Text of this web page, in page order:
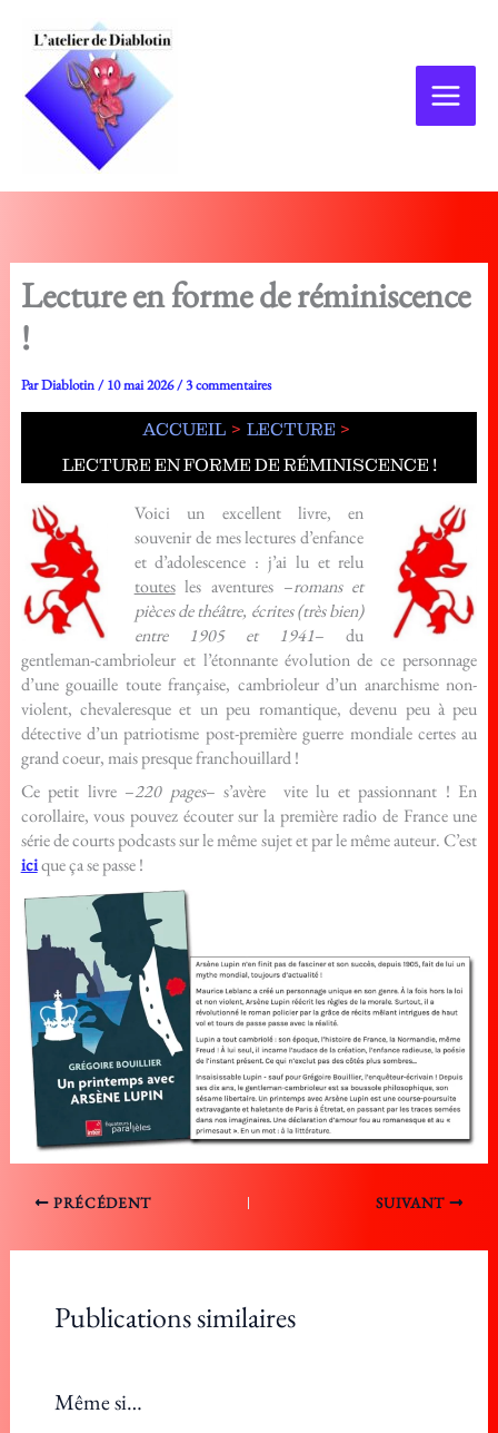
contenu
Lecture en forme de réminiscence
!
ParDiablotin/10 mai 2026/3 commentaires
ACCUEIL
LECTURE
LECTURE EN FORME DE RÉMINISCENCE !
Voici un excellent livre, en
souvenir de mes lectures d’enfance
et d’adolescence : j’ai lu et relu
toutesles aventures –romans et
pièces de théâtre, écrites (très bien)
entre 1905 et 1941– du
gentleman-cambrioleur et l’étonnante évolution de ce personnage
d’une gouaille toute française, cambrioleur d’un anarchisme non-
violent, chevaleresque et un peu romantique, devenu peu à peu
détective d’un patriotisme post-première guerre mondiale certes au
grand coeur, mais presque franchouillard !
Ce petit livre –220 pages– s’avère vite lu et passionnant ! En
corollaire, vous pouvez écouter sur la première radio de France une
série de courts podcasts sur le même sujet et par le même auteur. C’est
icique ça se passe !
PRÉCÉDENT SUIVANT
Publications similaires
Même si…